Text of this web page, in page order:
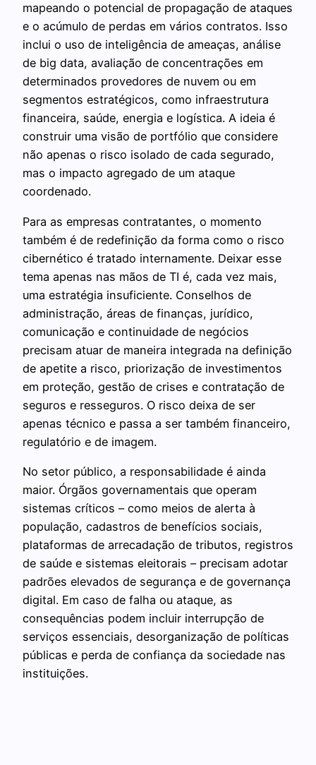
mapeando o potencial de propagação de ataques
e o acúmulo de perdas em vários contratos. Isso
inclui o uso de inteligência de ameaças, análise
de big data, avaliação de concentrações em
determinados provedores de nuvem ou em
segmentos estratégicos, como infraestrutura
financeira, saúde, energia e logística. A ideia é
construir uma visão de portfólio que considere
não apenas o risco isolado de cada segurado,
mas o impacto agregado de um ataque
coordenado.
Para as empresas contratantes, o momento
também é de redefinição da forma como o risco
cibernético é tratado internamente. Deixar esse
tema apenas nas mãos de TI é, cada vez mais,
uma estratégia insuficiente. Conselhos de
administração, áreas de finanças, jurídico,
comunicação e continuidade de negócios
precisam atuar de maneira integrada na definição
de apetite a risco, priorização de investimentos
em proteção, gestão de crises e contratação de
seguros e resseguros. O risco deixa de ser
apenas técnico e passa a ser também financeiro,
regulatório e de imagem.
No setor público, a responsabilidade é ainda
maior. Órgãos governamentais que operam
sistemas críticos – como meios de alerta à
população, cadastros de benefícios sociais,
plataformas de arrecadação de tributos, registros
de saúde e sistemas eleitorais – precisam adotar
padrões elevados de segurança e de governança
digital. Em caso de falha ou ataque, as
consequências podem incluir interrupção de
serviços essenciais, desorganização de políticas
públicas e perda de confiança da sociedade nas
instituições.